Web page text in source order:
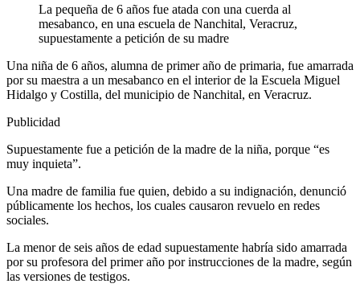
La pequeña de 6 años fue atada con una cuerda al
mesabanco, en una escuela de Nanchital, Veracruz,
supuestamente a petición de su madre
Una niña de 6 años, alumna de primer año de primaria, fue amarrada
por su maestra a un mesabanco en el interior de la Escuela Miguel
Hidalgo y Costilla, del municipio de Nanchital, en Veracruz.
Publicidad
Supuestamente fue a petición de la madre de la niña, porque “es
muy inquieta”.
Una madre de familia fue quien, debido a su indignación, denunció
públicamente los hechos, los cuales causaron revuelo en redes
sociales.
La menor de seis años de edad supuestamente habría sido amarrada
por su profesora del primer año por instrucciones de la madre, según
las versiones de testigos.